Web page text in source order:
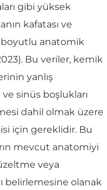
gibi yüksek
kafatası ve
boyutlu anatomik
Bu veriler, kemik
yanlış
ve sinüs boşlukları
dahil olmak üzere
için gereklidir. Bu
mevcut anatomiyi
veya
belirlemesine olanak